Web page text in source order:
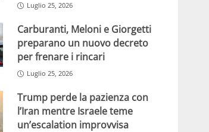
Luglio 25, 2026
Carburanti, Meloni e Giorgetti
preparano un nuovo decreto
per frenare i rincari
Luglio 25, 2026
Trump perde la pazienza con
l’Iran mentre Israele teme
un’escalation improvvisa